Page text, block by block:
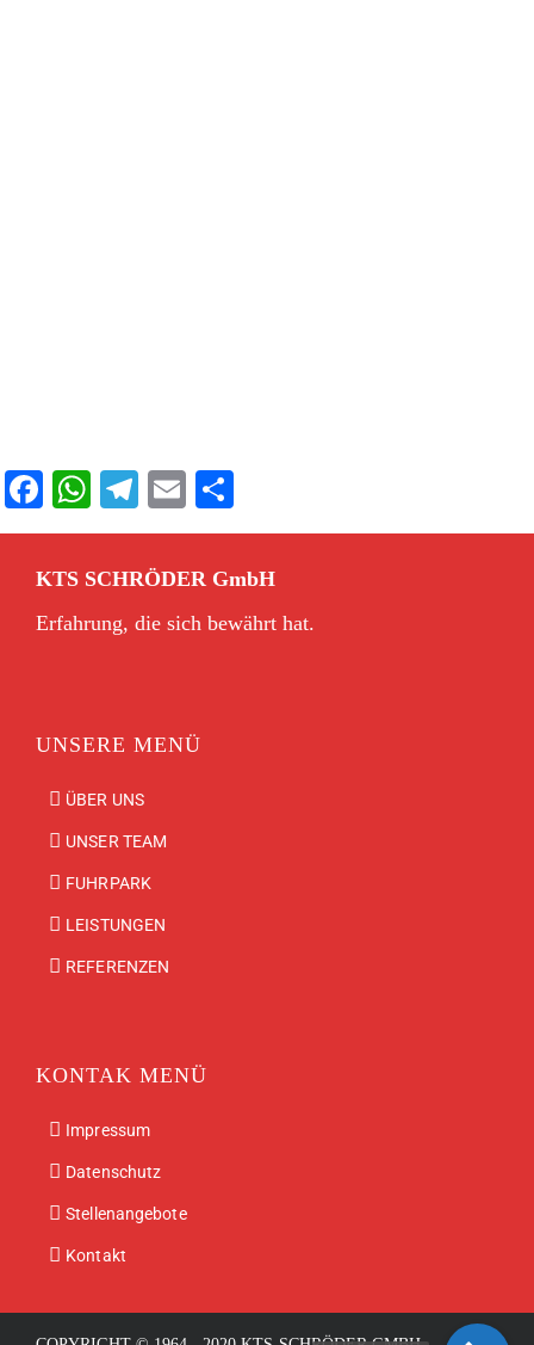
Facebook
WhatsApp
Telegram
Email
KTS SCHRÖDER GmbH
Erfahrung, die sich bewährt hat.
UNSERE MENÜ
ÜBER UNS
UNSER TEAM
FUHRPARK
LEISTUNGEN
REFERENZEN
KONTAK MENÜ
Impressum
Datenschutz
Stellenangebote
Kontakt